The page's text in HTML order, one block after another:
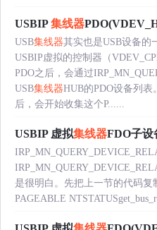
USBIP集线器
USB集线器其实也是USB设备的
USBIP虚拟的控制器（
PDO之后，会通过
USB集线器HUB的PDO设备列表
后，会开始收集这个P......
USBIP 虚拟集线器FDO子设
是很明白。先把上一节的代码复
PAGEABLE